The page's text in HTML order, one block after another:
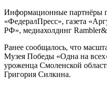
Информационные партнёры
«ФедералПресс», газета
РФ», медиахолдинг
Ранее сообщалось, что
Музея Победы «Одна на
уроженца Смоленской
Григория Силкина.